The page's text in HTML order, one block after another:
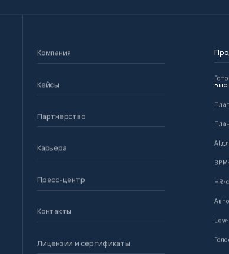
Компания
Кейсы
Партнерство
Карьера
Пресс-центр
Контакты
Лицензии и сертификаты
AI
BPM
HR-